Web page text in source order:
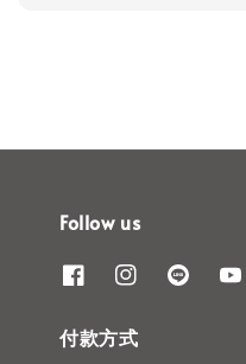
Follow us
付款方式